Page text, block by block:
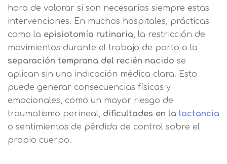
hora de valorar si son necesarias siempre estas
intervenciones. En muchos hospitales, prácticas
como la episiotomía rutinaria, la restricción de
movimientos durante el trabajo de parto o la
separación temprana del recién nacido se
aplican sin una indicación médica clara. Esto
puede generar consecuencias físicas y
emocionales, como un mayor riesgo de
traumatismo perineal, dificultades en la lactancia
o sentimientos de pérdida de control sobre el
propio cuerpo.